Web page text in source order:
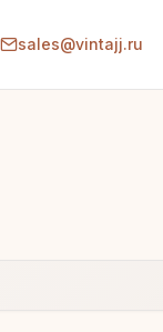
sales@vintajj.ru